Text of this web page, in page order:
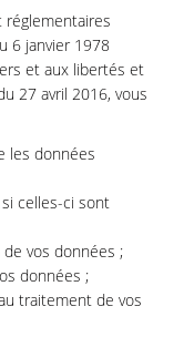
réglementaires
6 janvier 1978
et aux libertés et
27 avril 2016, vous
les données
celles-ci sont
vos données ;
données ;
traitement de vos